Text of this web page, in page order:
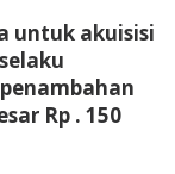
untuk akuisisi
Rp . 150